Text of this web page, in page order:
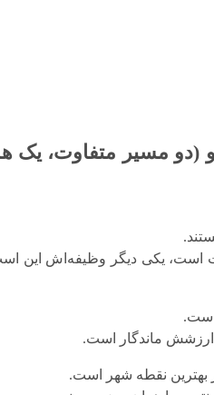
(دو مسیر متفاوت، یک
است، یکی دیگر وظیفه‌اش این
ارزشش ماندگار است.
بهترین نقطه شهر است.